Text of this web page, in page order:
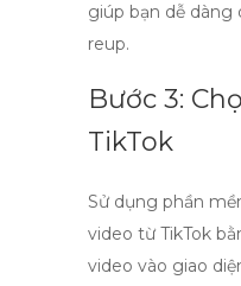
giúp bạn dễ dàng
reup.
Bước 3:
TikTok
Sử dụng phần
video từ TikTok
video vào giao